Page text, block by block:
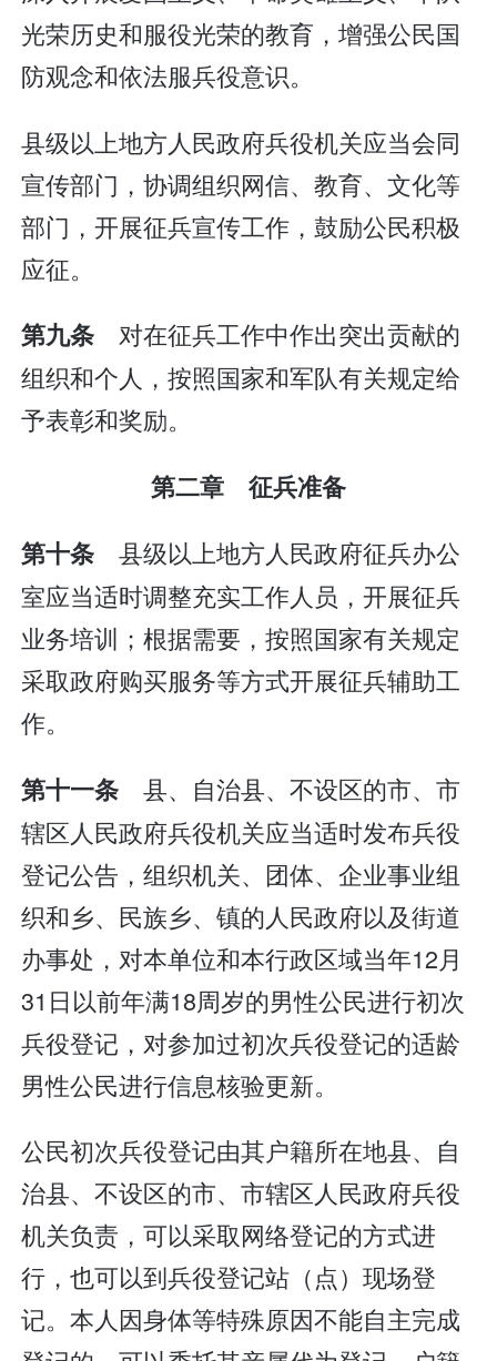
光荣历史和服役光荣的教育，增强公民国
防观念和依法服兵役意识。
县级以上地方人民政府兵役机关应当会同
宣传部门，协调组织网信、教育、文化等
部门，开展征兵宣传工作，鼓励公民积极
应征。
第九条 对在征兵工作中作出突出贡献的
组织和个人，按照国家和军队有关规定给
予表彰和奖励。
第二章 征兵准备
第十条 县级以上地方人民政府征兵办公
室应当适时调整充实工作人员，开展征兵
业务培训；根据需要，按照国家有关规定
采取政府购买服务等方式开展征兵辅助工
作。
第十一条 县、自治县、不设区的市、市
辖区人民政府兵役机关应当适时发布兵役
登记公告，组织机关、团体、企业事业组
织和乡、民族乡、镇的人民政府以及街道
办事处，对本单位和本行政区域当年12月
31日以前年满18周岁的男性公民进行初次
兵役登记，对参加过初次兵役登记的适龄
男性公民进行信息核验更新。
公民初次兵役登记由其户籍所在地县、自
治县、不设区的市、市辖区人民政府兵役
机关负责，可以采取网络登记的方式进
行，也可以到兵役登记站（点）现场登
记。本人因身体等特殊原因不能自主完成